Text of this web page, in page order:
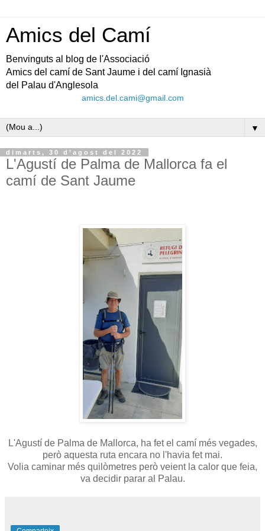
Amics del Camí
Benvinguts al blog de l'Associació
Amics del camí de Sant Jaume i del camí Ignasià
del Palau d'Anglesola
amics.del.cami@gmail.com
▼
dimarts, 30 d’agost del 2022
L'Agustí de Palma de Mallorca fa el
camí de Sant Jaume
L'Agustí de Palma de Mallorca, ha fet el camí més vegades,
però aquesta ruta encara no l'havia fet mai.
Volia caminar més quilòmetres però veient la calor que feia,
va decidir parar al Palau.